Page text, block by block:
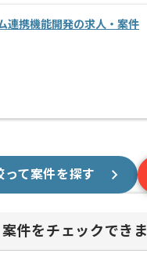
連携機能開発の求人・案件
って案件を探す
件をチェックできま